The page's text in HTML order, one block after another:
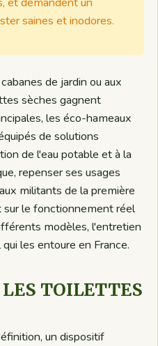
saines et inodores.
de jardin ou aux
sèches gagnent
les éco-hameaux
de solutions
de l'eau potable et à la
repenser ses usages
militants de la première
sur le fonctionnement réel
modèles, l'entretien
les entoure en France.
TOILETTES
un dispositif